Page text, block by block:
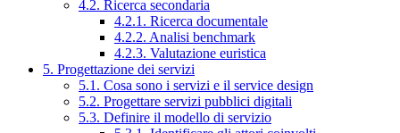
4.2. Ricerca secondaria
4.2.1. Ricerca documentale
4.2.2. Analisi benchmark
4.2.3. Valutazione euristica
5. Progettazione dei servizi
5.1. Cosa sono i servizi e il service design
5.2. Progettare servizi pubblici digitali
5.3. Definire il modello di servizio